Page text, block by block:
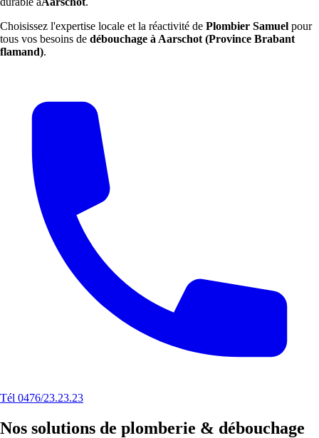
Choisissez l'expertise locale et la réactivité de Plombier Samuel pour
tous vos besoins de débouchage à Aarschot (Province Brabant
flamand).
Tél 0476/23.23.23
Nos solutions de plomberie & débouchage